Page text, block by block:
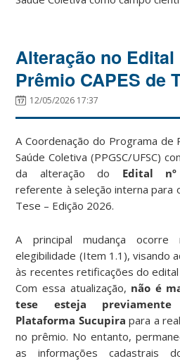
Alteração no Edital
Prêmio CAPES de
12/05/2026 17:37
A Coordenação do Programa de
Saúde Coletiva (PPGSC/UFSC)
da alteração do Edital nº
referente à seleção interna para
Tese – Edição 2026.
A principal mudança
elegibilidade (Item 1.1), visando
às recentes retificações do edital
Com essa atualização, não é
tese esteja
Plataforma Sucupira para a
no prêmio. No entanto,
as informações cadastrais